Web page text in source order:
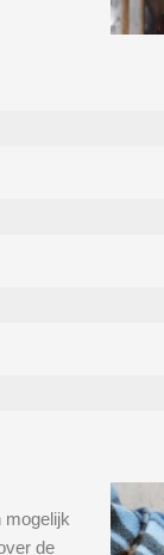
mogelijk
de